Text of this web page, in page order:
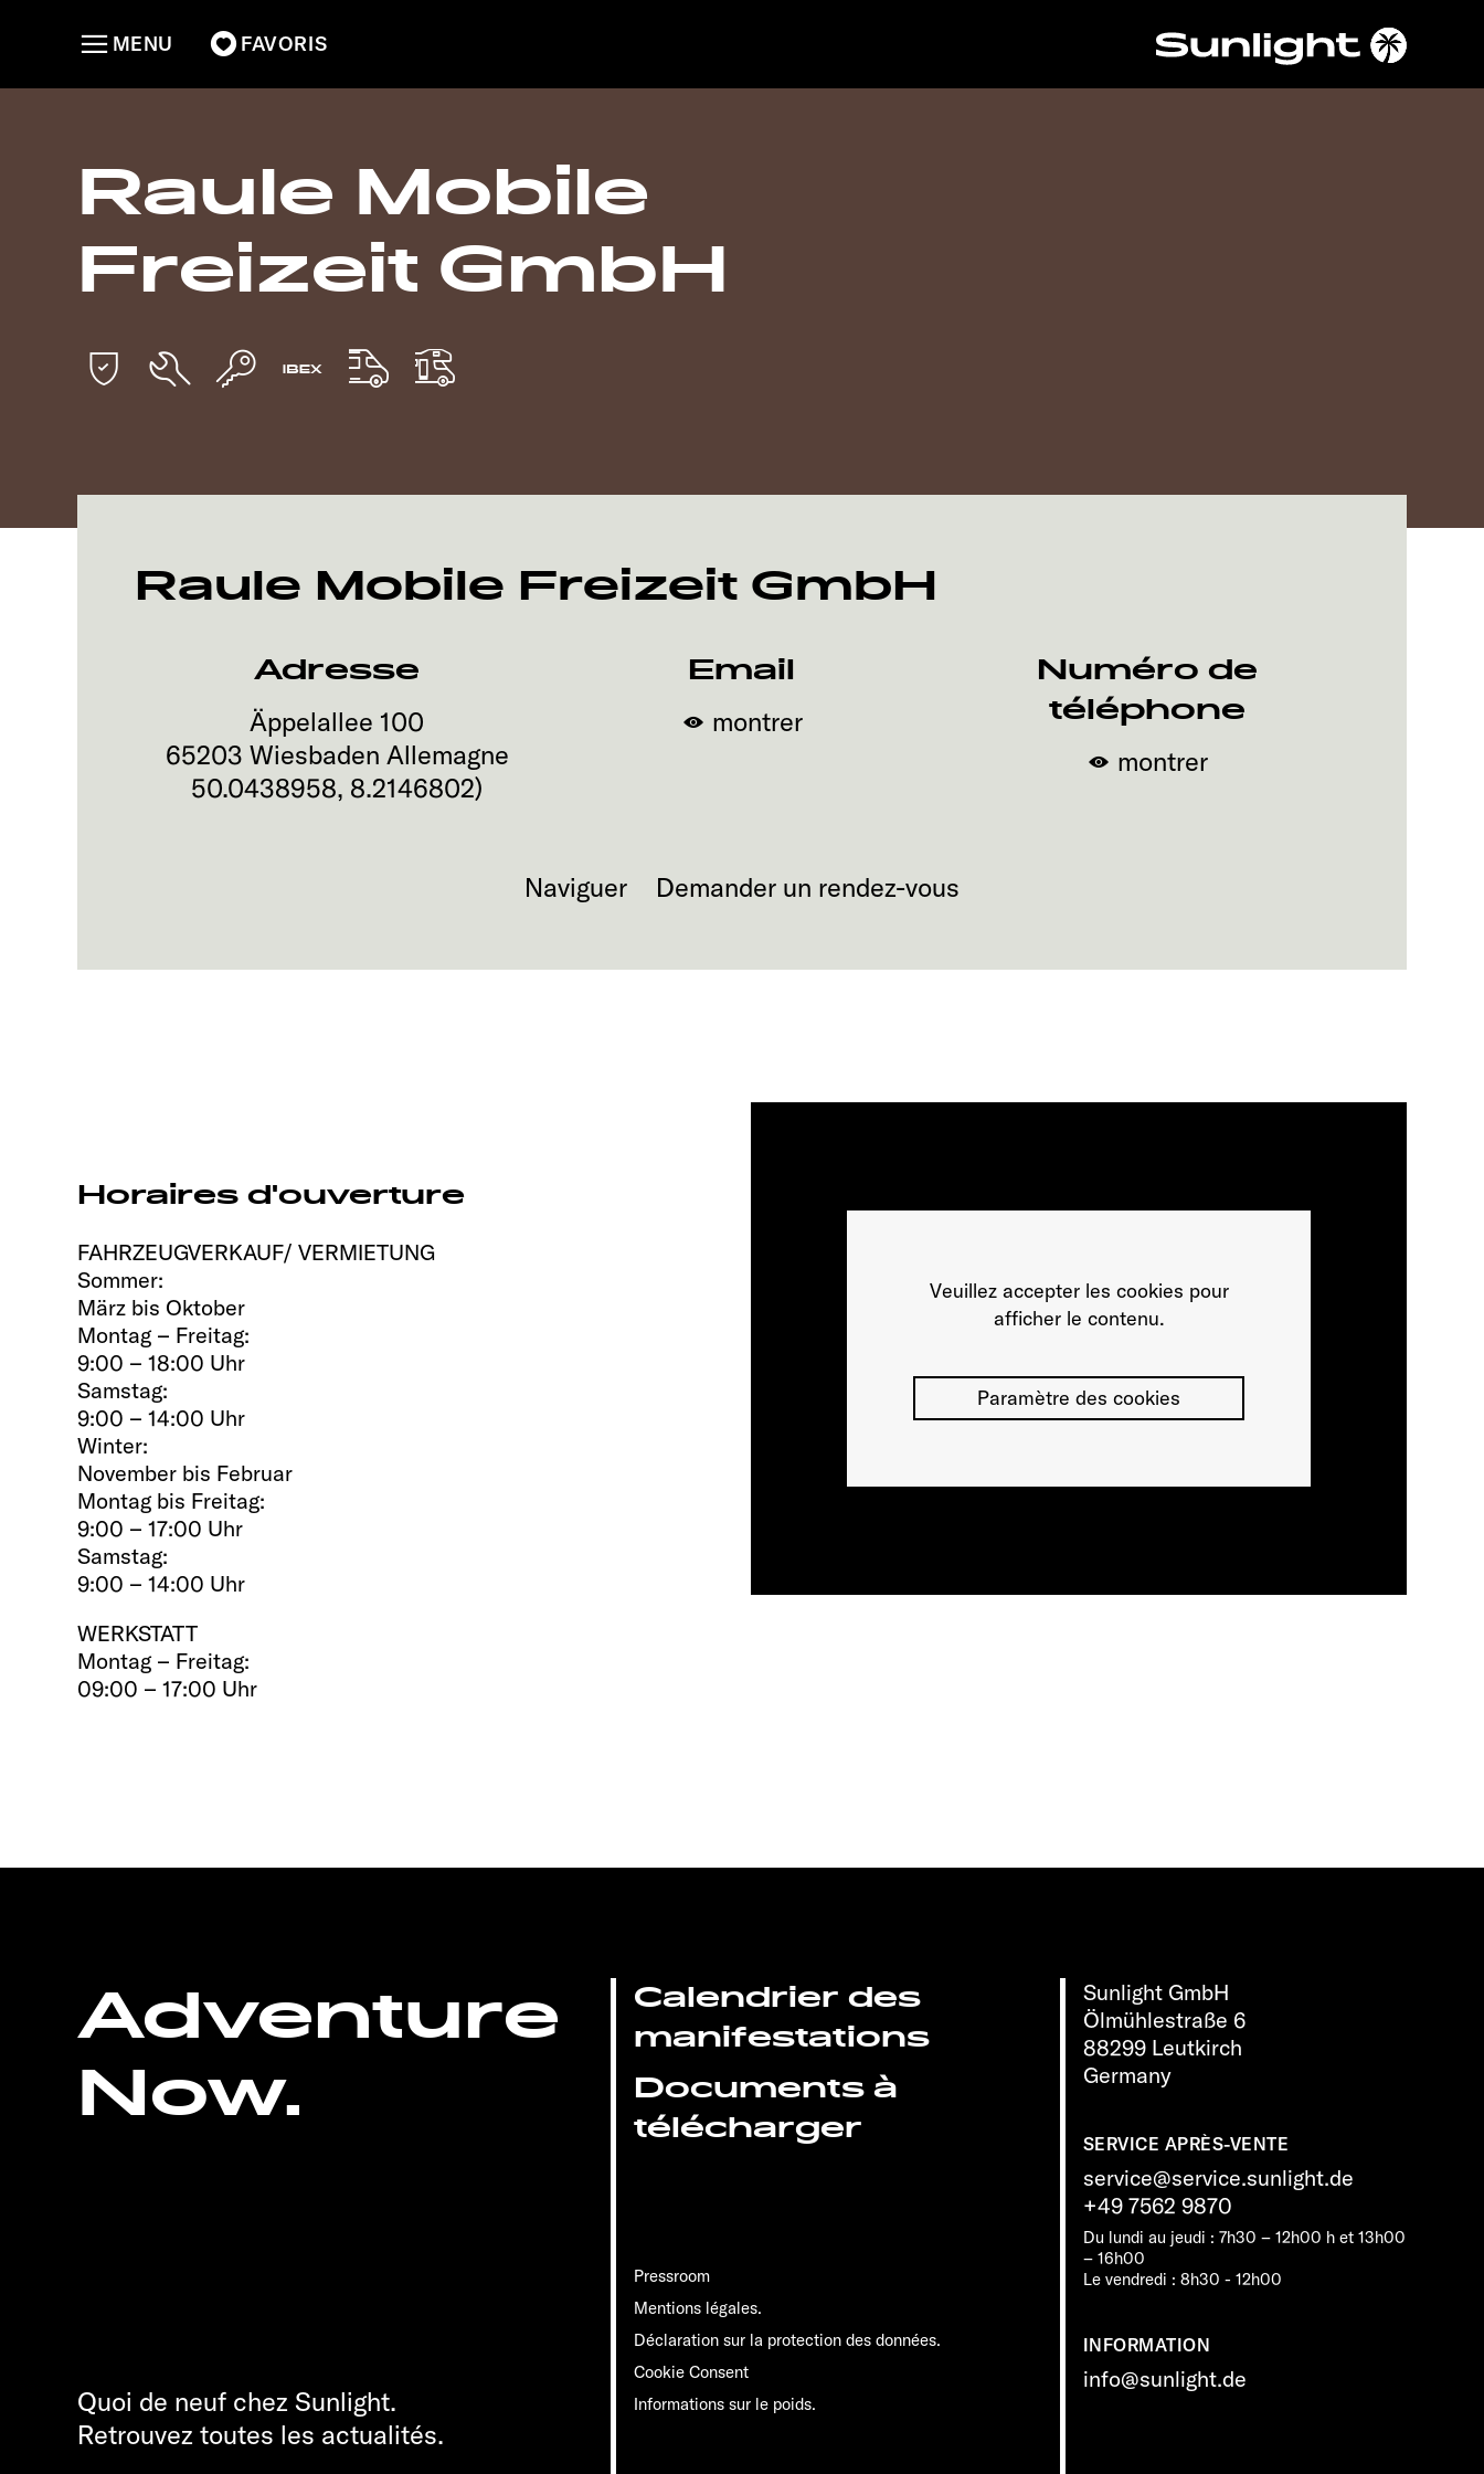
FAVORIS
MENU
Raule Mobile
Freizeit GmbH
Raule Mobile Freizeit GmbH
Adresse
Äppelallee 100
65203 Wiesbaden Allemagne
50.0438958, 8.2146802)
Email
montrer
Numéro de
téléphone
montrer
Naviguer Demander un rendez-vous
Horaires d'ouverture
FAHRZEUGVERKAUF/ VERMIETUNG
Sommer:
März bis Oktober
Montag – Freitag:
9:00 – 18:00 Uhr
Samstag:
9:00 – 14:00 Uhr
Winter:
November bis Februar
Montag bis Freitag:
9:00 – 17:00 Uhr
Samstag:
9:00 – 14:00 Uhr
WERKSTATT
Montag – Freitag:
09:00 – 17:00 Uhr
Veuillez accepter les cookies pour
afficher le contenu.
Paramètre des cookies
Adventure
Now.
Sunlight GmbH
Ölmühlestraße 6
88299 Leutkirch
Germany
SERVICE APRÈS-VENTE
service@service.sunlight.de
+49 7562 9870
Du lundi au jeudi : 7h30 – 12h00 h et 13h00
– 16h00
Le vendredi : 8h30 - 12h00
INFORMATION
info@sunlight.de
Calendrier des
manifestations
Documents à
télécharger
Pressroom
Mentions légales.
Déclaration sur la protection des données.
Cookie Consent
Informations sur le poids.
Quoi de neuf chez Sunlight.
Retrouvez toutes les actualités.